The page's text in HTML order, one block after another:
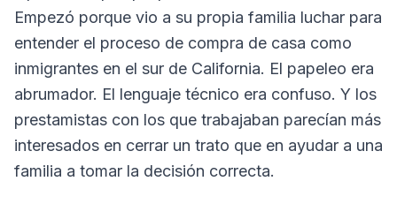
Empezó porque vio a su propia familia luchar para
entender el proceso de compra de casa como
inmigrantes en el sur de California. El papeleo era
abrumador. El lenguaje técnico era confuso. Y los
prestamistas con los que trabajaban parecían más
interesados en cerrar un trato que en ayudar a una
familia a tomar la decisión correcta.